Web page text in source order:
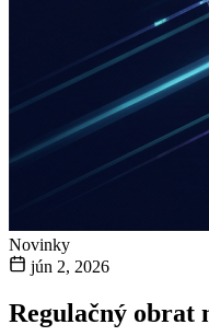
Novinky
jún 2, 2026
Regulačný obrat